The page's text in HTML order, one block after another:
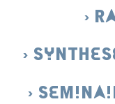
>
>
>